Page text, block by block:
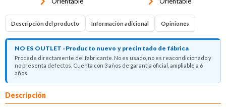
Descripción del producto Información adicional Opiniones
NO ES OUTLET · Producto nuevo y precintado de fábrica
Procede directamente del fabricante. No es usado, no es reacondicionado y
no presenta defectos. Cuenta con 3 años de garantía oficial, ampliable a 6
años.
Descripción